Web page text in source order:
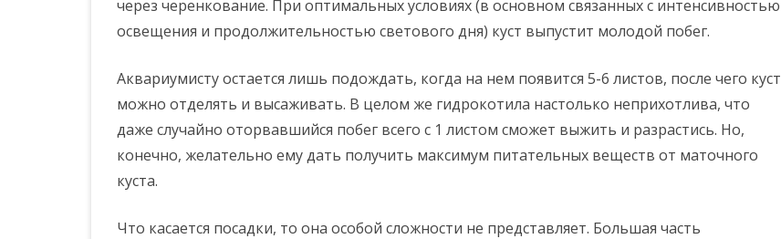
через черенкование. При оптимальных условиях (в основном связанных с интенсивностью
освещения и продолжительностью светового дня) куст выпустит молодой побег.
Аквариумисту остается лишь подождать, когда на нем появится 5-6 листов, после чего куст
можно отделять и высаживать. В целом же гидрокотила настолько неприхотлива, что
даже случайно оторвавшийся побег всего с 1 листом сможет выжить и разрастись. Но,
конечно, желательно ему дать получить максимум питательных веществ от маточного
куста.
Что касается посадки, то она особой сложности не представляет. Большая часть